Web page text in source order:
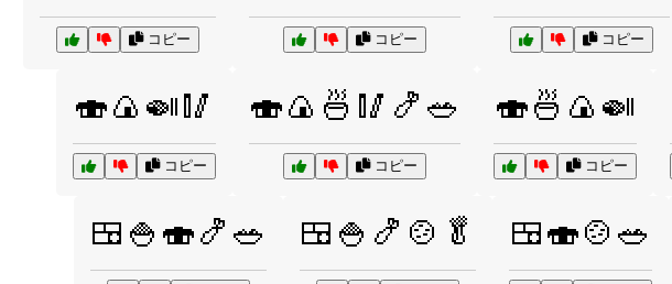
コピー コピー コピー
🍣🍙🍛🥢
コピー
🍣🍙🍜🥢🍤🥗
コピー
🍣🍜🍙🍛
コピー
🍱🍚🍣🍤🥗 🍱🍚🍤🍲🥬 🍱🍣🍲🥗